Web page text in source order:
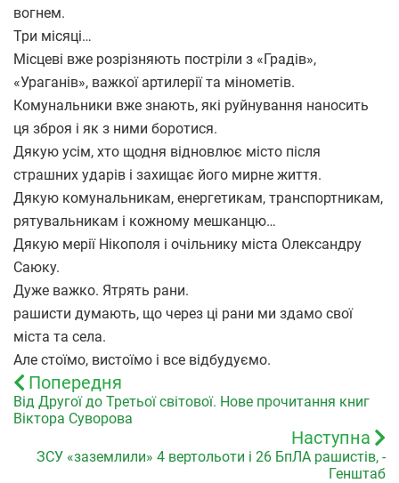
вогнем.
Три місяці…
Місцеві вже розрізняють постріли з «Градів»,
«Ураганів», важкої артилерії та мінометів.
Комунальники вже знають, які руйнування наносить
ця зброя і як з ними боротися.
Дякую усім, хто щодня відновлює місто після
страшних ударів і захищає його мирне життя.
Дякую комунальникам, енергетикам, транспортникам,
рятувальникам і кожному мешканцю…
Дякую мерії Нікополя і очільнику міста Олександру
Саюку.
Дуже важко. Ятрять рани.
рашисти думають, що через ці рани ми здамо свої
міста та села.
Але стоїмо, вистоїмо і все відбудуємо.
Попередня
Від Другої до Третьої світової. Нове прочитання книг
Віктора Суворова
Наступна
ЗСУ «заземлили» 4 вертольоти і 26 БпЛА рашистів, -
Генштаб